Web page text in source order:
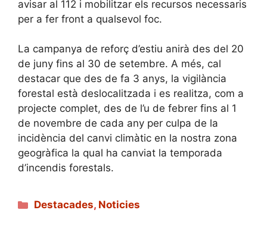
avisar al 112 i mobilitzar els recursos necessaris
per a fer front a qualsevol foc.
La campanya de reforç d’estiu anirà des del 20
de juny fins al 30 de setembre. A més, cal
destacar que des de fa 3 anys, la vigilància
forestal està deslocalitzada i es realitza, com a
projecte complet, des de l’u de febrer fins al 1
de novembre de cada any per culpa de la
incidència del canvi climàtic en la nostra zona
geogràfica la qual ha canviat la temporada
d’incendis forestals.
Categories
Destacades, Noticies